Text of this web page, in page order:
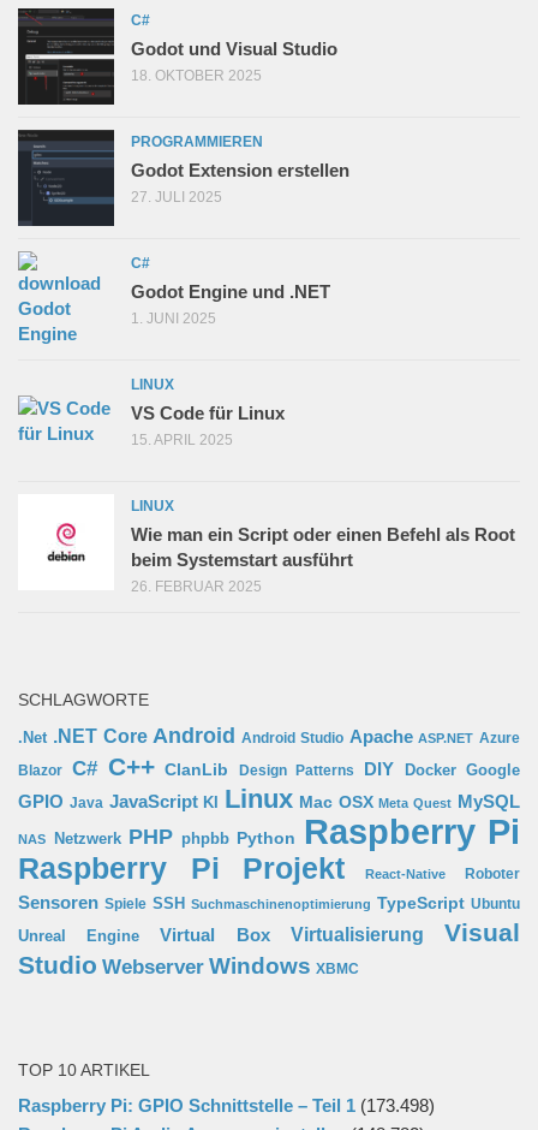
C#
Godot und Visual Studio
18. OKTOBER 2025
PROGRAMMIEREN
Godot Extension erstellen
27. JULI 2025
C#
Godot Engine und .NET
1. JUNI 2025
LINUX
VS Code für Linux
15. APRIL 2025
LINUX
Wie man ein Script oder einen Befehl als Root
beim Systemstart ausführt
26. FEBRUAR 2025
SCHLAGWORTE
.Net .NET Core Android Android Studio Apache ASP.NET Azure
Blazor C# C++ ClanLib Design Patterns DIY Docker Google
GPIO Java JavaScript KI Linux Mac OSX Meta Quest MySQL
NAS Netzwerk PHP phpbb Python Raspberry Pi
Raspberry Pi Projekt React-Native Roboter
Sensoren Spiele SSH Suchmaschinenoptimierung TypeScript Ubuntu
Unreal Engine
Virtual Box Virtualisierung
Visual
Studio Webserver Windows XBMC
TOP 10 ARTIKEL
Raspberry Pi: GPIO Schnittstelle – Teil 1 (173.498)